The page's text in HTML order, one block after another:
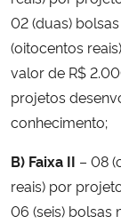
02 (duas)
(oitocentos
valor de R$
projetos
conhecimento;
B) Faixa II – 08
reais) por
06 (seis) bolsas